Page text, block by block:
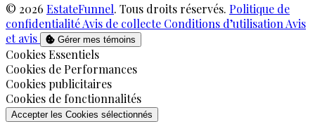
© 2026 EstateFunnel. Tous droits réservés. Politique de
confidentialitéAvis de collecte Conditions d’utilisation Avis
et avis
Gérer mes témoins
Activer
Cookies Essentiels
Activer
Cookies de Performances
Activer
Cookies publicitaires
Activer
Cookies de fonctionnalités
Accepter les Cookies sélectionnés